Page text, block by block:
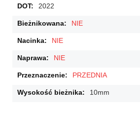
2022
NIE
NIE
NIE
PRZEDNIA
10mm